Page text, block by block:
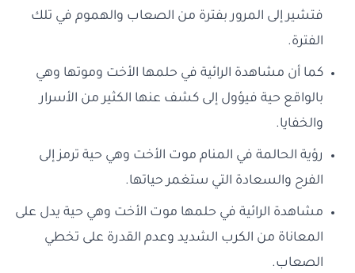
فتشير إلى المرور بفترة من الصعاب والهموم في تلك
الفترة.
كما أن مشاهدة الرائية في حلمها الأخت وموتها وهي
بالواقع حية فيؤول إلى كشف عنها الكثير من الأسرار
والخفايا.
رؤية الحالمة في المنام موت الأخت وهي حية ترمز إلى
الفرح والسعادة التي ستغمر حياتها.
مشاهدة الرائية في حلمها موت الأخت وهي حية يدل على
المعاناة من الكرب الشديد وعدم القدرة على تخطي
الصعاب.